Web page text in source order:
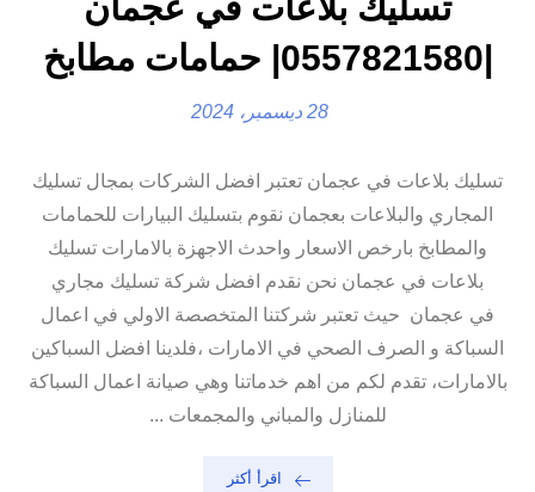
|0557821580| حمامات مطابخ
28 ديسمبر، 2024
تسليك بلاعات في عجمان تعتبر افضل الشركات بمجال تسليك
المجاري والبلاعات بعجمان نقوم بتسليك البيارات للحمامات
والمطابخ بارخص الاسعار واحدث الاجهزة بالامارات تسليك
بلاعات في عجمان نحن نقدم افضل شركة تسليك مجاري
في عجمان حيث تعتبر شركتنا المتخصصة الاولي في اعمال
السباكة و الصرف الصحي في الامارات ،فلدينا افضل السباكين
بالامارات، تقدم لكم من اهم خدماتنا وهي صيانة اعمال السباكة
للمنازل والمباني والمجمعات ...
اقرأ أكثر